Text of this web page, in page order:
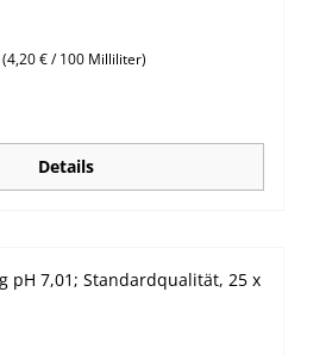
(4,20 € / 100 Milliliter)
Details